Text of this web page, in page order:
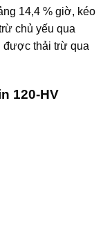
14,4 % giờ, kéo
chủ yếu qua
được thải trừ qua
120-HV